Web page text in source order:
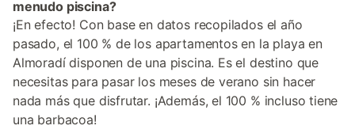
menudo piscina?
¡En efecto! Con base en datos recopilados el año
pasado, el 100 % de los apartamentos en la playa en
Almoradí disponen de una piscina. Es el destino que
necesitas para pasar los meses de verano sin hacer
nada más que disfrutar. ¡Además, el 100 % incluso tiene
una barbacoa!